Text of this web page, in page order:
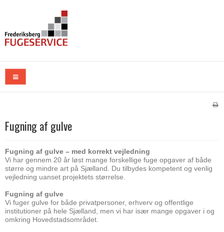
Fugning af gulve
Fugning af gulve – med korrekt vejledning
Vi har gennem 20 år løst mange forskellige fuge opgaver af både
større og mindre art på Sjælland. Du tilbydes kompetent og venlig
vejledning uanset projektets størrelse.
Fugning af gulve
Vi fuger gulve for både privatpersoner, erhverv og offentlige
institutioner på hele Sjælland, men vi har især mange opgaver i og
omkring Hovedstadsområdet.